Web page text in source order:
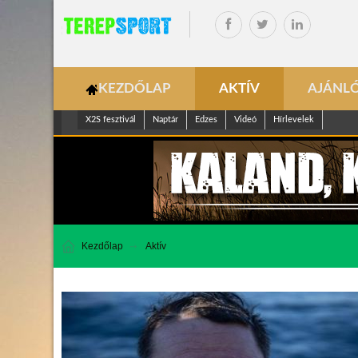
KEZDŐLAP AKTÍV
X2S fesztivál Naptár Edzes Videó Hírlevelek
Kezdőlap Aktív